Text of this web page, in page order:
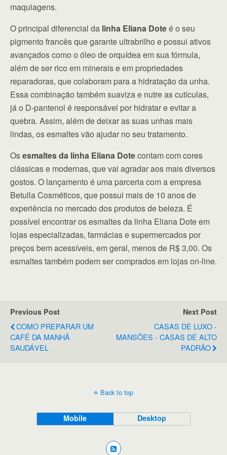
maquiagens.
O principal diferencial da linha Eliana Doteé o seu
pigmento francês que garante ultrabrilho e possui ativos
avançados como o óleo de orquídea em sua fórmula,
além de ser rico em minerais e em propriedades
reparadoras, que colaboram para a hidratação da unha.
Essa combinação também suaviza e nutre as cutículas,
já o D-pantenol é responsável por hidratar e evitar a
quebra. Assim, além de deixar as suas unhas mais
lindas, os esmaltes vão ajudar no seu tratamento.
Osesmaltes da linha Eliana Dotecontam com cores
clássicas e modernas, que vai agradar aos mais diversos
gostos. O lançamento é uma parceria com a empresa
Betulla Cosméticos, que possui mais de 10 anos de
experiência no mercado dos produtos de beleza. É
possível encontrar os esmaltes da linha Eliana Dote em
lojas especializadas, farmácias e supermercados por
preços bem acessíveis, em geral, menos de R$ 3,00. Os
esmaltes também podem ser comprados em lojas on-line.
Previous Post
COMO PREPARAR UM
CAFÉ DA MANHÃ
SAUDÁVEL
Next Post
CASAS DE LUXO -
MANSÕES - CASAS DE ALTO
PADRÃO
Back to top
Mobile Desktop